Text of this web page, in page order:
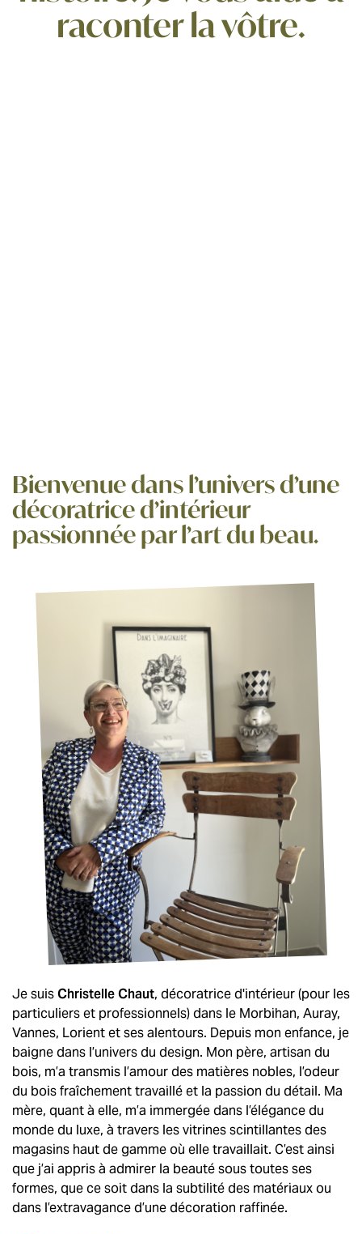
Salle de bainraconter la vôtre.
Bienvenue dans l’univers d’une
décoratrice d’intérieur
passionnée par l’art du beau.
Je suisChristelle Chaut, décoratrice d'intérieur (pour les
particuliers et professionnels) dans le Morbihan, Auray,
Vannes, Lorient et ses alentours. Depuis mon enfance, je
baigne dans l’univers du design. Mon père, artisan du
bois, m’a transmis l’amour des matières nobles, l’odeur
du bois fraîchement travaillé et la passion du détail. Ma
mère, quant à elle, m’a immergée dans l’élégance du
monde du luxe, à travers les vitrines scintillantes des
magasins haut de gamme où elle travaillait. C’est ainsi
que j’ai appris à admirer la beauté sous toutes ses
formes, que ce soit dans la subtilité des matériaux ou
dans l’extravagance d’une décoration raffinée.